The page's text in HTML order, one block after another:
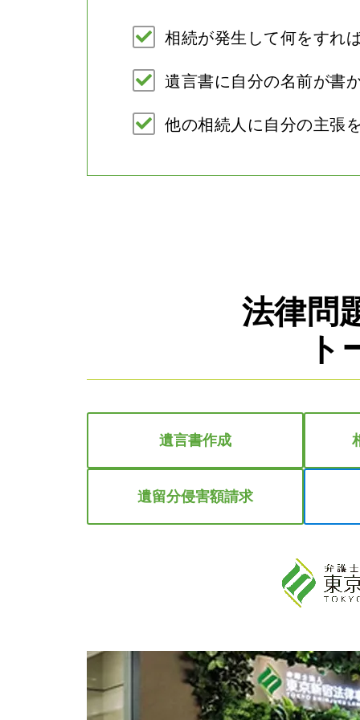
相続が発生して何をすれ
遺言書に自分の名前が書
他の相続人に自分の主張
法律問
ト
遺言書作成
遺留分侵害額請求